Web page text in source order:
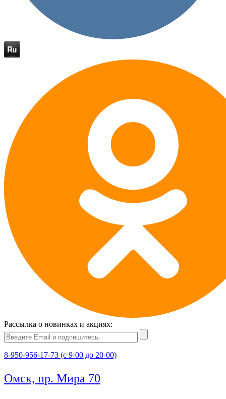
Рассылка о новинках и акциях:
8-950-956-17-73 (с 9-00 до 20-00)
Омск, пр. Мира 70